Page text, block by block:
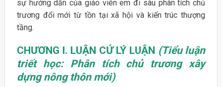
sự hướng dẫn của giáo viên em đi sâu phân tích chủ
trương đổi mới từ tồn tại xã hội và kiến trúc thượng
tầng.
CHƯƠNG I. LUẬN CỨ LÝ LUẬN (Tiểu luận
triết học: Phân tích chủ trương xây
dựng nông thôn mới)